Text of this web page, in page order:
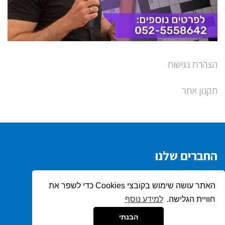
האתר עושה שימוש בקובצי Cookies כדי לשפר את
חוויית הגלישה. למידע נוסף
הבנתי
הצהרת נגישות
תקנון אתר
החברים שלנו